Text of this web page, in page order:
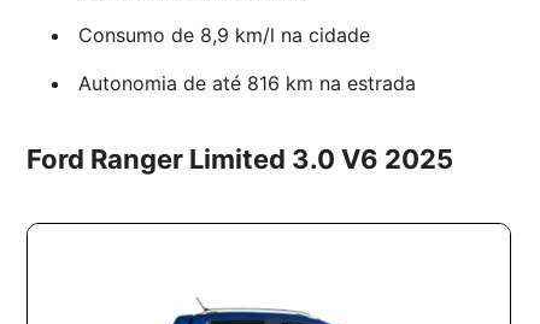
Consumo de 8,9 km/l na cidade
Autonomia de até 816 km na estrada
Ford Ranger Limited 3.0 V6 2025